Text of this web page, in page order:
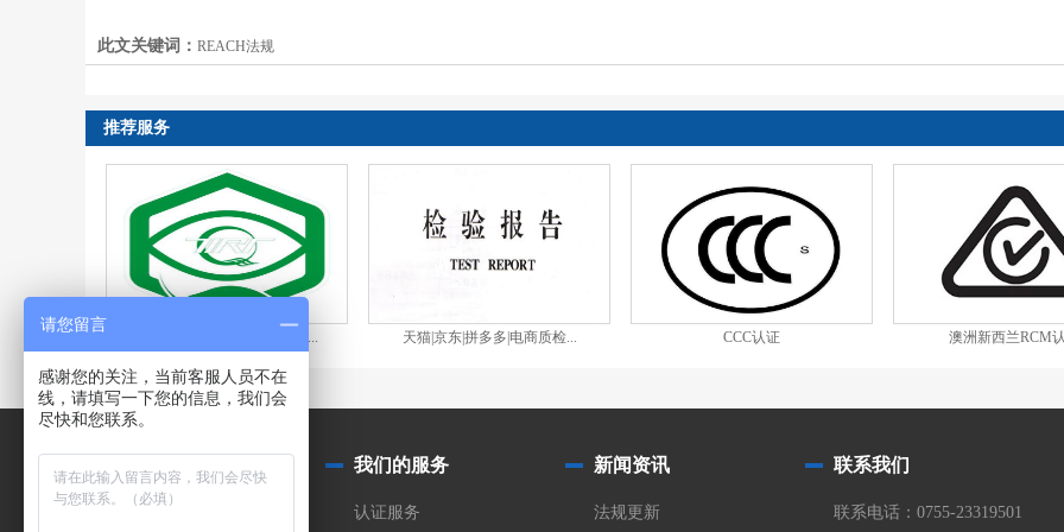
此文关键词： REACH法规
推荐服务
显示设备显示性能和视觉健... 天猫|京东|拼多多|电商质检... CCC认证 澳洲新西兰RCM
我们的服务
认证服务
新闻资讯
法规更新
联系我们
联系电话：0755-23319501
请您留言
感谢您的关注，当前客服人员不在
线，请填写一下您的信息，我们会
尽快和您联系。